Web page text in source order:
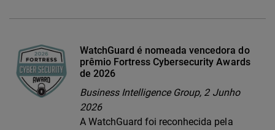
WatchGuard é nomeada vencedora do
prêmio Fortress Cybersecurity Awards
de 2026
Business Intelligence Group, 2 Junho
2026
A WatchGuard foi reconhecida pela